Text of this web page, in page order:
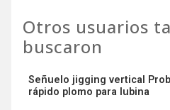
Otros usuarios
buscaron
Señuelo jigging vertical
rápido plomo para lubina